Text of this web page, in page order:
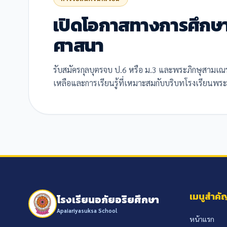
เปิดโอกาสทางการศึก
ศาสนา
รับสมัครกุลบุตรจบ ป.6 หรือ ม.3 และพระภิกษุสามเ
เหลือและการเรียนรู้ที่เหมาะสมกับบริบทโรงเรียนพร
โรงเรียนอภัยอริยศึกษา
Apaiariyasuksa School
เมนูสำคั
หน้าแรก